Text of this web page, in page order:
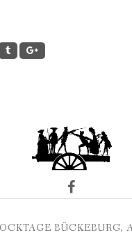
BÜCKEBURG,